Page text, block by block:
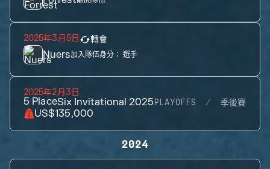
2025年3月5日 轉會
Nuers加入隊伍身分： 選手
2025年2月3日
5 PlaceSix Invitational 2025 PLAYOFFS 季後賽
US$135,000
2024